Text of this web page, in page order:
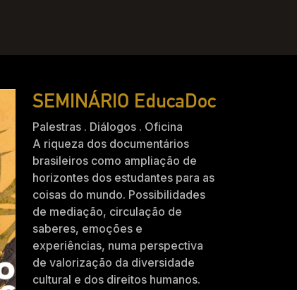
SEMINÁRIO EducaDoc
Palestras . Diálogos . Oficina
A riqueza dos documentários
brasileiros como ampliação de
horizontes dos estudantes para as
coisas do mundo. Possibilidades
de mediação, circulação de
saberes, emoções e
experiências, numa perspectiva
de valorização da diversidade
cultural e dos direitos humanos.